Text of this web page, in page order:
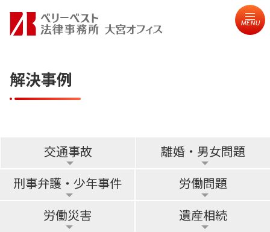
MENU
解決事例
交通事故
離婚・男女問題
刑事弁護・少年事件
労働問題
労働災害
遺産相続